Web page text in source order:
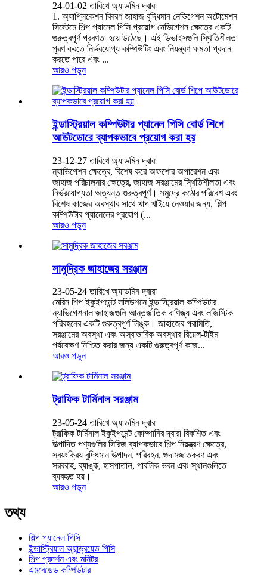
24-01-02 তারিখে অ্যাডমিন দ্বারা
1. অ্যাপ্লিকেশন বিবরণ জাহাজ বুদ্ধিমান নেভিগেশন অটোমেশন
সিস্টেমে শিল্প প্যানেল পিসি প্রয়োগ নেভিগেশন ক্ষেত্রে একটি
গুরুত্বপূর্ণ প্রবণতা হয়ে উঠেছে। এই ডিভাইসগুলি স্থিতিশীলতা
পূরণ করতে নির্ভরযোগ্য কম্পিউটিং এবং নিয়ন্ত্রণ ক্ষমতা প্রদান
করতে পারে এবং ...
আরও পড়ুন
ইন্ডাস্ট্রিয়াল কম্পিউটার প্যানেল পিসি বোর্ড শিপে
আউটডোরে ব্যাপকভাবে প্রয়োগ করা হয়
23-12-27 তারিখে অ্যাডমিন দ্বারা
ন্যাভিগেশন ক্ষেত্রে, বিশেষ করে অফশোর অপারেশন এবং
জাহাজ পরিচালনার ক্ষেত্রে, জাহাজ সরঞ্জামের স্থিতিশীলতা এবং
নির্ভরযোগ্যতা অত্যন্ত গুরুত্বপূর্ণ। সমুদ্রে কঠোর পরিবেশ এবং
বিশেষ কাজের অবস্থার সাথে খাপ খাইয়ে নেওয়ার জন্য, শিল্প
কম্পিউটার প্যানেলের প্রয়োগ (...
আরও পড়ুন
সামুদ্রিক জাহাজের সরঞ্জাম
23-05-24 তারিখে অ্যাডমিন দ্বারা
মেরিন শিপ ইকুইপমেন্ট সলিউশনে ইন্ডাস্ট্রিয়াল কম্পিউটার
ন্যাভিগেশনাল জাহাজগুলি আন্তর্জাতিক বাণিজ্য এবং লজিস্টিক
পরিবহনের একটি গুরুত্বপূর্ণ লিঙ্ক। জাহাজের পরামিতি,
সরঞ্জামের অবস্থা এবং অস্বাভাবিক অবস্থার রিয়েল-টাইম
পর্যবেক্ষণ নিশ্চিত করার জন্য একটি গুরুত্বপূর্ণ কাজ...
আরও পড়ুন
ট্রাফিক টার্মিনাল সরঞ্জাম
23-05-24 তারিখে অ্যাডমিন দ্বারা
ট্রাফিক টার্মিনাল ইকুইপমেন্ট কোম্পানির দ্বারা বিকশিত এবং
উত্পাদিত পণ্যগুলির সিরিজ ব্যাপকভাবে শিল্প নিয়ন্ত্রণ ক্ষেত্রে,
স্বয়ংক্রিয় বুদ্ধিমান উত্পাদন, পরিবহন, গুদামজাতকরণ এবং
সরবরাহ, ব্যাঙ্ক, হাসপাতাল, পাবলিক ভবন এবং স্থানগুলিতে
ব্যবহৃত হয়।
আরও পড়ুন
তথ্য
শিল্প প্যানেল পিসি
ইন্ডাস্ট্রিয়াল অ্যান্ড্রয়েড পিসি
শিল্প প্রদর্শন এবং মনিটর
এমবেডেড কম্পিউটার